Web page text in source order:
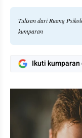
Tulisan dari Ruang
kumparan
Ikuti kumparan